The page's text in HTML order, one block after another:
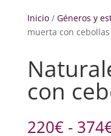
Inicio/ Géneros y
muerta con cebollas
con
220€ - 374